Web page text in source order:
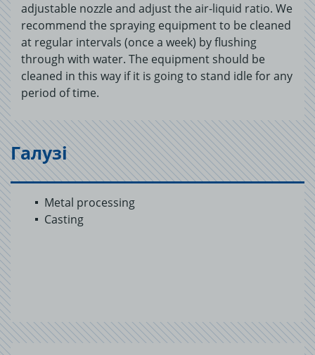
adjustable nozzle and adjust the air-liquid ratio. We
recommend the spraying equipment to be cleaned
at regular intervals (once a week) by flushing
through with water. The equipment should be
cleaned in this way if it is going to stand idle for any
period of time.
Галузі
Metal processing
Casting